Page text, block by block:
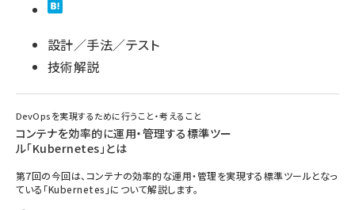
設計／手法／テスト
技術解説
DevOpsを実現するために行うこと・考えること
コンテナを効率的に運用・管理する標準ツー
ル「Kubernetes」とは
第7回の今回は、コンテナの効率的な運用・管理を実現する標準ツールとなっ
ている「Kubernetes」について解説します。